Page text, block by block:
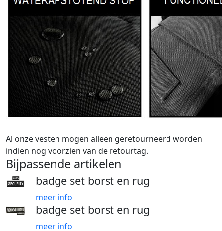
Al onze vesten mogen alleen geretourneerd worden
indien nog voorzien van de retourtag.
Bijpassende artikelen
badge set borst en rug
meer info
badge set borst en rug
meer info